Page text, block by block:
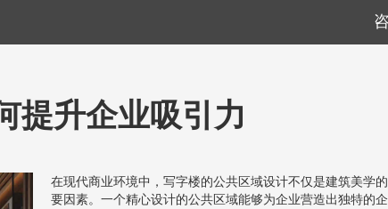
提升企业吸引力
在现代商业环境中，写字楼的公共区域设计不仅是建筑美学
要因素。一个精心设计的公共区域能够为企业营造出独特的